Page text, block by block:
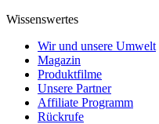
Wissenswertes
Wir und unsere Umwelt
Magazin
Produktfilme
Unsere Partner
Affiliate Programm
Rückrufe